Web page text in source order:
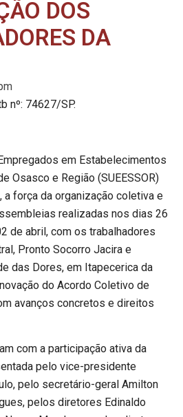
DOS
DA
nº: 74627/SP.
em Estabelecimentos
Osasco e Região (SUEESSOR)
a força da organização coletiva e
realizadas nos dias 26
de abril, com os trabalhadores
Pronto Socorro Jacira e
das Dores, em Itapecerica da
do Acordo Coletivo de
avanços concretos e direitos
com a participação ativa da
pelo vice-presidente
pelo secretário-geral Amilton
pelos diretores Edinaldo